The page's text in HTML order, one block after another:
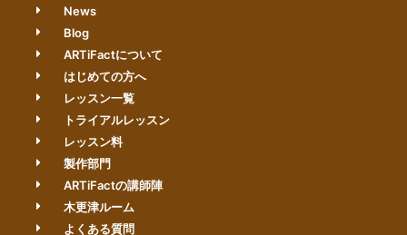
News
Blog
ARTiFactについて
はじめての方へ
レッスン一覧
トライアルレッスン
レッスン料
製作部門
ARTiFactの講師陣
木更津ルーム
よくある質問